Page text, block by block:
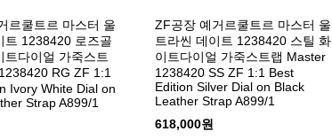
르쿨트르 마스터 울
트 1238420 로즈골
트다이얼 가죽스트
RG ZF 1:1
Ivory White Dial on
Strap A899/1
ZF공장 예거르쿨트르 마스터 울
트라씬 데이트 1238420 스틸 화
이트다이얼 가죽스트랩 Master
1238420 SS ZF 1:1 Best
Edition Silver Dial on Black
Leather Strap A899/1
618,000원